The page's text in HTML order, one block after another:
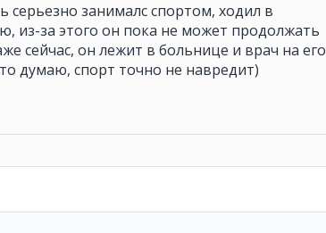
занималс спортом, ходил в
из-за этого он пока не может продолжать
сейчас, он лежит в больнице и врач на его
думаю, спорт точно не навредит)